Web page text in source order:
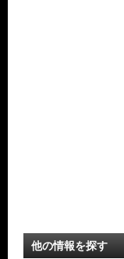
他の情報を探す